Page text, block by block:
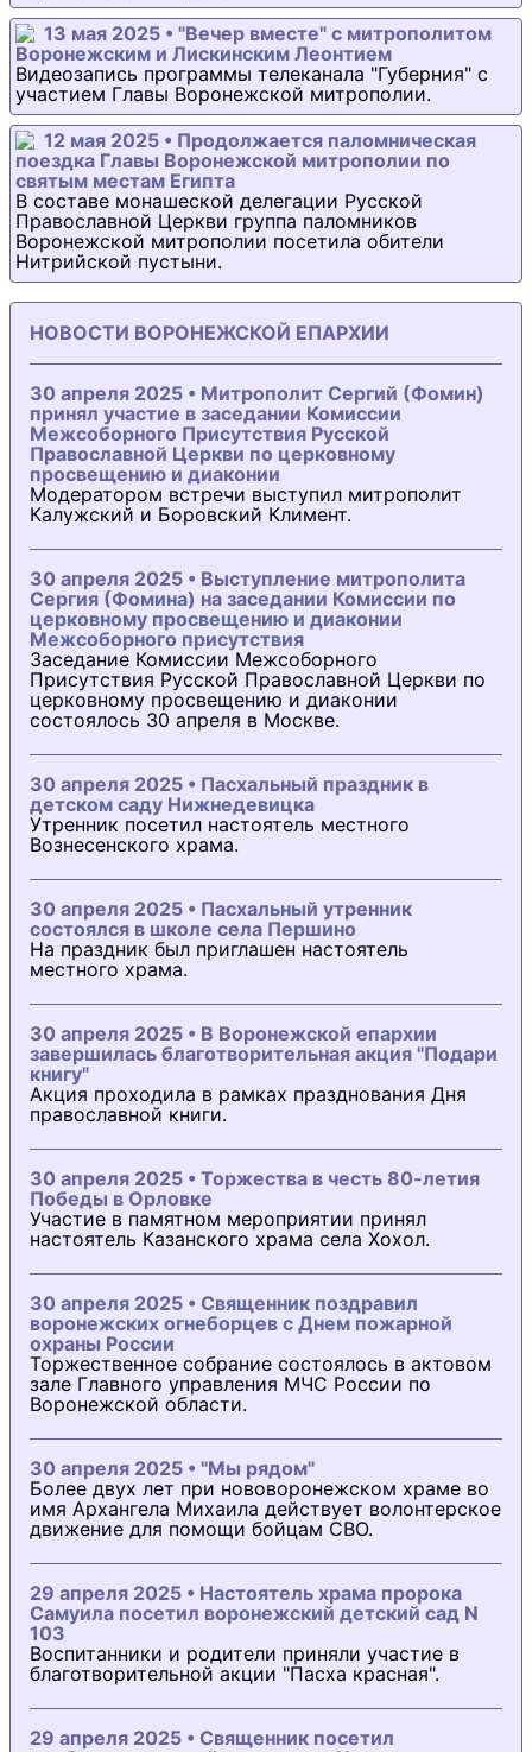
13 мая 2025 • "Вечер вместе" с митрополитом
Воронежским и Лискинским Леонтием
Видеозапись программы телеканала "Губерния" с
участием Главы Воронежской митрополии.
12 мая 2025 • Продолжается паломническая
поездка Главы Воронежской митрополии по
святым местам Египта
В составе монашеской делегации Русской
Православной Церкви группа паломников
Воронежской митрополии посетила обители
Нитрийской пустыни.
НОВОСТИ ВОРОНЕЖСКОЙ ЕПАРХИИ
30 апреля 2025 • Митрополит Сергий (Фомин)
принял участие в заседании Комиссии
Межсоборного Присутствия Русской
Православной Церкви по церковному
просвещению и диаконии
Модератором встречи выступил митрополит
Калужский и Боровский Климент.
30 апреля 2025 • Выступление митрополита
Сергия (Фомина) на заседании Комиссии по
церковному просвещению и диаконии
Межсоборного присутствия
Заседание Комиссии Межсоборного
Присутствия Русской Православной Церкви по
церковному просвещению и диаконии
состоялось 30 апреля в Москве.
30 апреля 2025 • Пасхальный праздник в
детском саду Нижнедевицка
Утренник посетил настоятель местного
Вознесенского храма.
30 апреля 2025 • Пасхальный утренник
состоялся в школе села Першино
На праздник был приглашен настоятель
местного храма.
30 апреля 2025 • В Воронежской епархии
завершилась благотворительная акция "Подари
книгу"
Акция проходила в рамках празднования Дня
православной книги.
30 апреля 2025 • Торжества в честь 80-летия
Победы в Орловке
Участие в памятном мероприятии принял
настоятель Казанского храма села Хохол.
30 апреля 2025 • Священник поздравил
воронежских огнеборцев с Днем пожарной
охраны России
Торжественное собрание состоялось в актовом
зале Главного управления МЧС России по
Воронежской области.
30 апреля 2025 • "Мы рядом"
Более двух лет при нововоронежском храме во
имя Архангела Михаила действует волонтерское
движение для помощи бойцам СВО.
29 апреля 2025 • Настоятель храма пророка
Самуила посетил воронежский детский сад N
103
Воспитанники и родители приняли участие в
благотворительной акции "Пасха красная".
29 апреля 2025 • Священник посетил